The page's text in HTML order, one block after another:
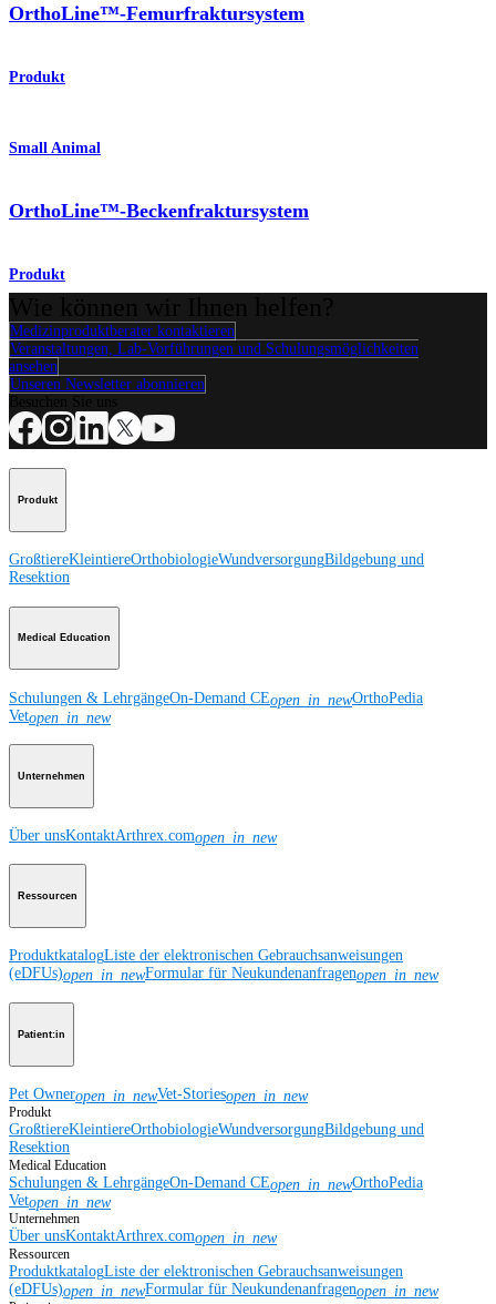
OrthoLine™-Femurfraktursystem
Produkt
Small Animal
OrthoLine™-Beckenfraktursystem
Produkt
Medizinproduktberater kontaktieren
Veranstaltungen, Lab-Vorführungen und Schulungsmöglichkeiten
ansehen
Unseren Newsletter abonnieren
Produkt
GroßtiereKleintiereOrthobiologieWundversorgungBildgebung und
Resektion
Medical Education
Schulungen & LehrgängeOn-Demand CEopen_in_newOrthoPedia
Vetopen_in_new
Unternehmen
Über unsKontaktArthrex.comopen_in_new
Ressourcen
ProduktkatalogListe der elektronischen Gebrauchsanweisungen
(eDFUs)open_in_newFormular für Neukundenanfragenopen_in_new
Patient:in
Pet Owneropen_in_newVet-Storiesopen_in_new
Produkt
GroßtiereKleintiereOrthobiologieWundversorgungBildgebung und
Resektion
Medical Education
Schulungen & LehrgängeOn-Demand CEopen_in_newOrthoPedia
Vetopen_in_new
Unternehmen
Über unsKontaktArthrex.comopen_in_new
Ressourcen
ProduktkatalogListe der elektronischen Gebrauchsanweisungen
(eDFUs)open_in_newFormular für Neukundenanfragenopen_in_new